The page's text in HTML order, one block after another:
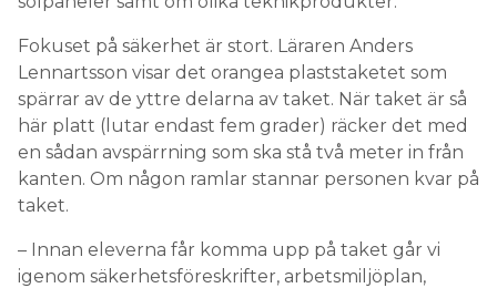
Fokuset på säkerhet är stort. Läraren Anders
Lennartsson visar det orangea plaststaketet som
spärrar av de yttre delarna av taket. När taket är så
här platt (lutar endast fem grader) räcker det med
en sådan avspärrning som ska stå två meter in från
kanten. Om någon ramlar stannar personen kvar på
taket.
– Innan eleverna får komma upp på taket går vi
igenom säkerhetsföreskrifter, arbetsmiljöplan,